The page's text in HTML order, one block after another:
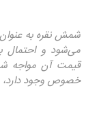
شمش نقره به عنوان
می‌شود و احتمال
قیمت آن مواجه
خصوص وجود دارد،